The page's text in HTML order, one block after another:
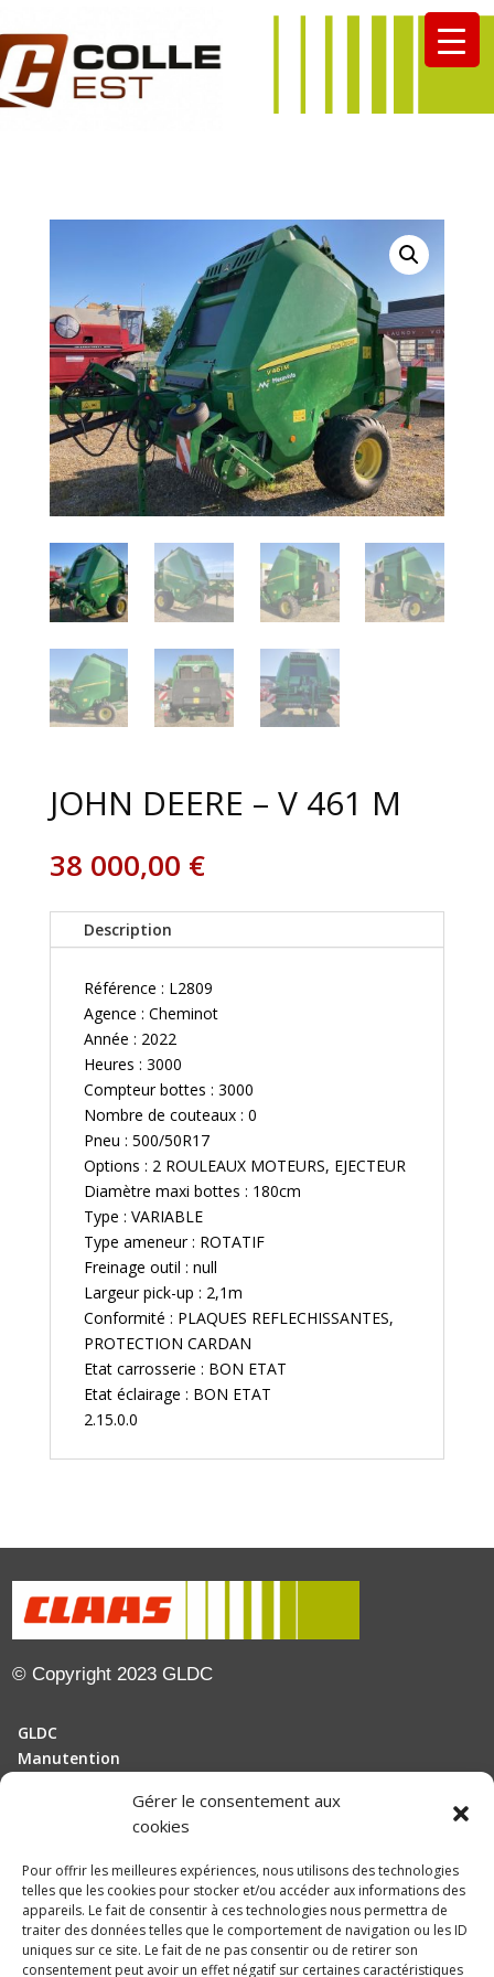
Gérer le consentement aux
cookies
Pour offrir les meilleures expériences, nous utilisons des technologies
telles que les cookies pour stocker et/ou accéder aux informations des
appareils. Le fait de consentir à ces technologies nous permettra de
traiter des données telles que le comportement de navigation ou les ID
uniques sur ce site. Le fait de ne pas consentir ou de retirer son
consentement peut avoir un effet négatif sur certaines caractéristiques
JOHN DEERE – V 461 M
38 000,00 €
Description
Référence : L2809
Agence : Cheminot
Année : 2022
Heures : 3000
Compteur bottes : 3000
Nombre de couteaux : 0
Pneu : 500/50R17
Options : 2 ROULEAUX MOTEURS, EJECTEUR
Diamètre maxi bottes : 180cm
Type : VARIABLE
Type ameneur : ROTATIF
Freinage outil : null
Largeur pick-up : 2,1m
Conformité : PLAQUES REFLECHISSANTES,
PROTECTION CARDAN
Etat carrosserie : BON ETAT
Etat éclairage : BON ETAT
2.15.0.0
© Copyright 2023 GLDC
GLDC
Manutention
Actualités
Recrutement
Politique de confidentialité